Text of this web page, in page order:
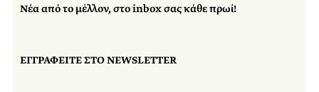
Νέα από το μέλλον, στο inbox σας κάθε πρωί!
ΕΓΓΡΑΦΕΙΤΕ ΣΤΟ NEWSLETTER